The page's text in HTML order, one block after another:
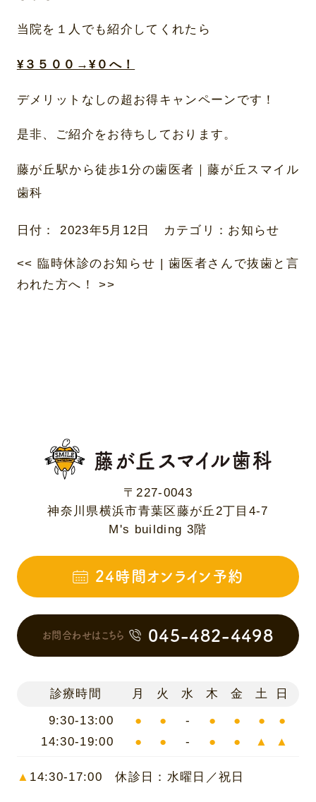
当院を１人でも紹介してくれたら
¥３５００→¥０へ！
デメリットなしの超お得キャンペーンです！
是非、ご紹介をお待ちしております。
藤が丘駅から徒歩1分の歯医者｜藤が丘スマイル
歯科
日付： 2023年5月12日 カテゴリ： お知らせ
<< 臨時休診のお知らせ
歯医者さんで抜歯と言
われた方へ！>>
〒227-0043
神奈川県横浜市青葉区藤が丘2丁目4-7
M's building 3階
24時間オンライン予約
お問合わせはこちら 045-482-4498
診療時間 月 火 水 木 金 土
日
9:30-13:00
● ● - ● ● ●
●
14:30-19:00
● ● - ● ● ▲ ▲
▲ 14:30-17:00 休診日：水曜日／祝日